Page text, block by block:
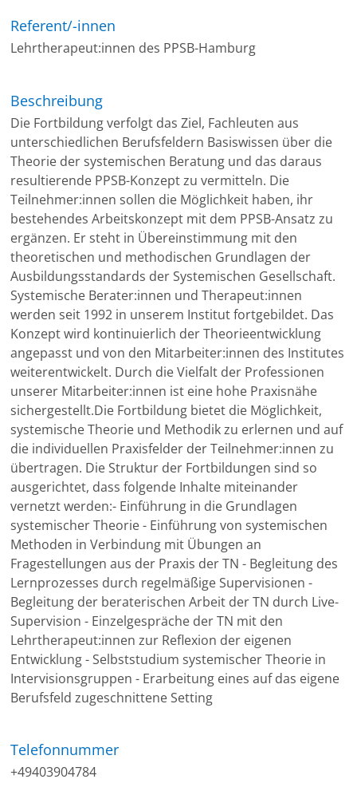
Referent/-innen
Lehrtherapeut:innen des PPSB-Hamburg
Beschreibung
Die Fortbildung verfolgt das Ziel, Fachleuten aus
unterschiedlichen Berufsfeldern Basiswissen über die
Theorie der systemischen Beratung und das daraus
resultierende PPSB-Konzept zu vermitteln. Die
Teilnehmer:innen sollen die Möglichkeit haben, ihr
bestehendes Arbeitskonzept mit dem PPSB-Ansatz zu
ergänzen. Er steht in Übereinstimmung mit den
theoretischen und methodischen Grundlagen der
Ausbildungsstandards der Systemischen Gesellschaft.
Systemische Berater:innen und Therapeut:innen
werden seit 1992 in unserem Institut fortgebildet. Das
Konzept wird kontinuierlich der Theorieentwicklung
angepasst und von den Mitarbeiter:innen des Institutes
weiterentwickelt. Durch die Vielfalt der Professionen
unserer Mitarbeiter:innen ist eine hohe Praxisnähe
sichergestellt.Die Fortbildung bietet die Möglichkeit,
systemische Theorie und Methodik zu erlernen und auf
die individuellen Praxisfelder der Teilnehmer:innen zu
übertragen. Die Struktur der Fortbildungen sind so
ausgerichtet, dass folgende Inhalte miteinander
vernetzt werden:- Einführung in die Grundlagen
systemischer Theorie - Einführung von systemischen
Methoden in Verbindung mit Übungen an
Fragestellungen aus der Praxis der TN - Begleitung des
Lernprozesses durch regelmäßige Supervisionen -
Begleitung der beraterischen Arbeit der TN durch Live-
Supervision - Einzelgespräche der TN mit den
Lehrtherapeut:innen zur Reflexion der eigenen
Entwicklung - Selbststudium systemischer Theorie in
Intervisionsgruppen - Erarbeitung eines auf das eigene
Berufsfeld zugeschnittene Setting
Telefonnummer
+49403904784